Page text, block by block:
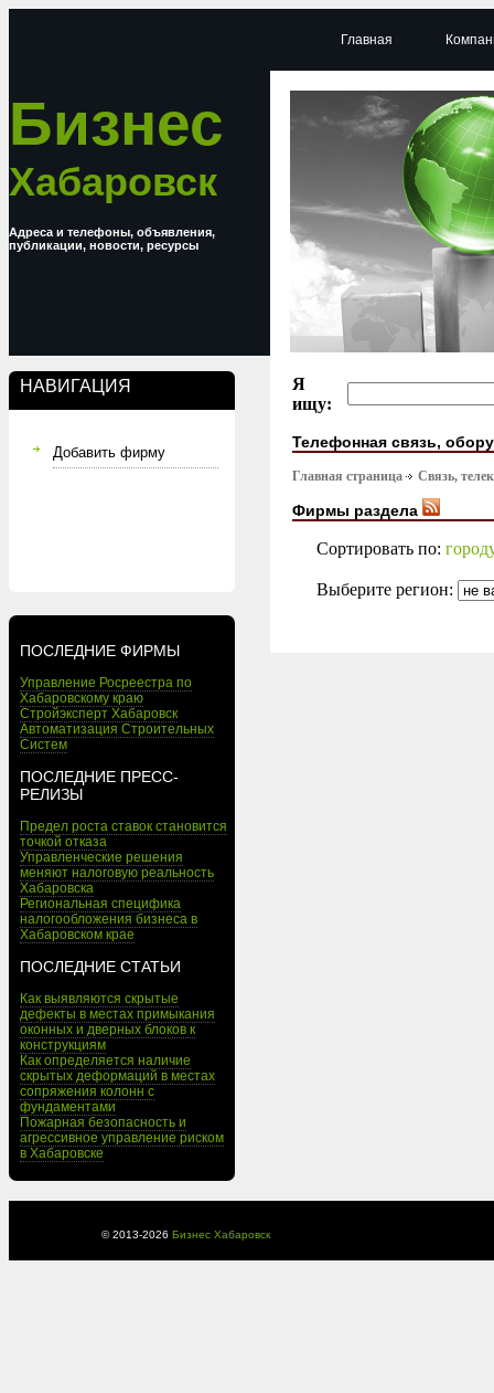
Бизнес
Хабаровск
Адреса и телефоны, объявления,
публикации, новости, ресурсы
НАВИГАЦИЯ
Добавить фирму
ПОСЛЕДНИЕ ФИРМЫ
Управление Росреестра по
Хабаровскому краю
Стройэксперт Хабаровск
Автоматизация Строительных
Систем
ПОСЛЕДНИЕ ПРЕСС-
РЕЛИЗЫ
Предел роста ставок становится
точкой отказа
Управленческие решения
меняют налоговую реальность
Хабаровска
Региональная специфика
налогообложения бизнеса в
Хабаровском крае
ПОСЛЕДНИЕ СТАТЬИ
Как выявляются скрытые
дефекты в местах примыкания
оконных и дверных блоков к
конструкциям
Как определяется наличие
скрытых деформаций в местах
сопряжения колонн с
фундаментами
Пожарная безопасность и
агрессивное управление риском
в Хабаровске
Главная
Я
ищу:
Телефонная связь,
Главная страница Связь,
Фирмы раздела
Сортировать по:
Выберите регион:
© 2013-2026 Бизнес Хабаровск